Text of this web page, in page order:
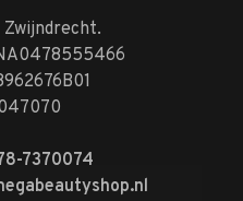
7370074